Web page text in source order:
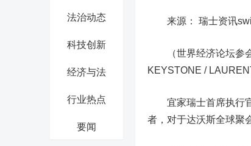
法治动态
科技创新
经济与法
行业热点
要闻
来源： 瑞士资讯
（世界经济论坛参会
KEYSTONE /
宜家瑞士首席执行官
者，对于达沃斯全球聚